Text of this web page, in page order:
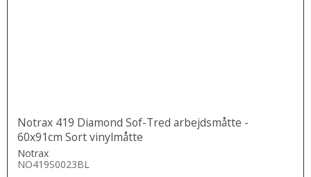
Notrax 419 Diamond Sof-Tred arbejdsmåtte -
60x91cm Sort vinylmåtte
Notrax
NO419S0023BL